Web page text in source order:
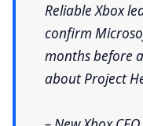
Reliable Xbox leaker SneakerSO (first person to
confirm
months before
about Project